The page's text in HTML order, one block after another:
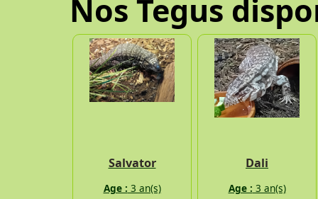
Nos Tegus
Salvator
Age : 3 an(s)
Dali
Age : 3 an(s)